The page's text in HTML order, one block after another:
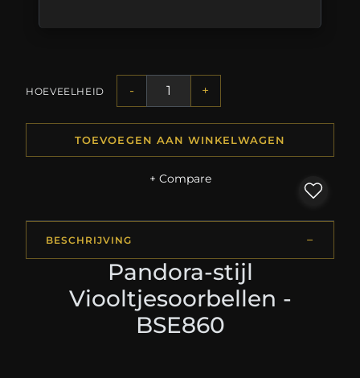
HOEVEELHEID - +
TOEVOEGEN AAN WINKELWAGEN
+ Compare
BESCHRIJVING
Pandora-stijl
Viooltjesoorbellen -
BSE860